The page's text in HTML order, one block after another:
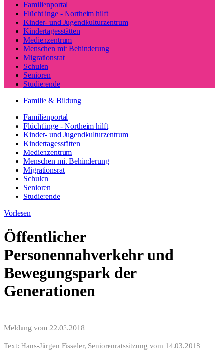
Familienportal
Flüchtlinge - Northeim hilft
Kinder- und Jugendkulturzentrum
Kindertagesstätten
Medienzentrum
Menschen mit Behinderung
Migrationsrat
Schulen
Senioren
Studierende
Familie & Bildung
Familienportal
Flüchtlinge - Northeim hilft
Kinder- und Jugendkulturzentrum
Kindertagesstätten
Medienzentrum
Menschen mit Behinderung
Migrationsrat
Schulen
Senioren
Studierende
Vorlesen
Öffentlicher
Personennahverkehr und
Bewegungspark der
Generationen
Meldung vom 22.03.2018
Text: Hans-Jürgen Fisseler, Seniorenratssitzung vom 14.03.2018